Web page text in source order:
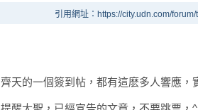
引用網址：https://city.udn.com/
齊天的一個簽到帖，都有這麽多人響應